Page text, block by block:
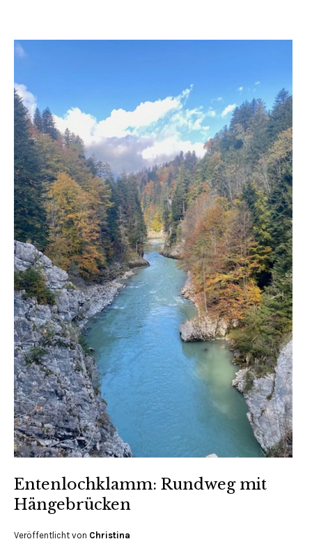
Entenlochklamm: Rundweg mit
Hängebrücken
Veröffentlicht von Christina